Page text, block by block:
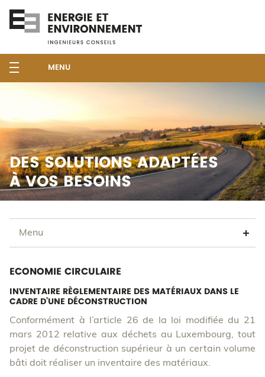
MENU
DES SOLUTIONS ADAPTÉES
À VOS BESOINS
Menu
ECONOMIE CIRCULAIRE
INVENTAIRE RÈGLEMENTAIRE DES MATÉRIAUX DANS LE
CADRE D’UNE DÉCONSTRUCTION
Conformément à l’article 26 de la loi modifiée du 21
mars 2012 relative aux déchets au Luxembourg, tout
projet de déconstruction supérieur à un certain volume
bâti doit réaliser un inventaire des matériaux.